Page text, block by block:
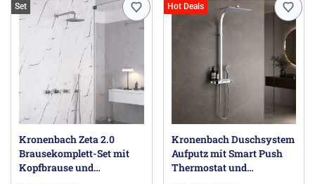
Set
Kronenbach Zeta 2.0
Brausekomplett-Set mit
Kopfbrause und
Hot Deals
Kronenbach Duschsystem
Aufputz mit Smart Push
Thermostat und